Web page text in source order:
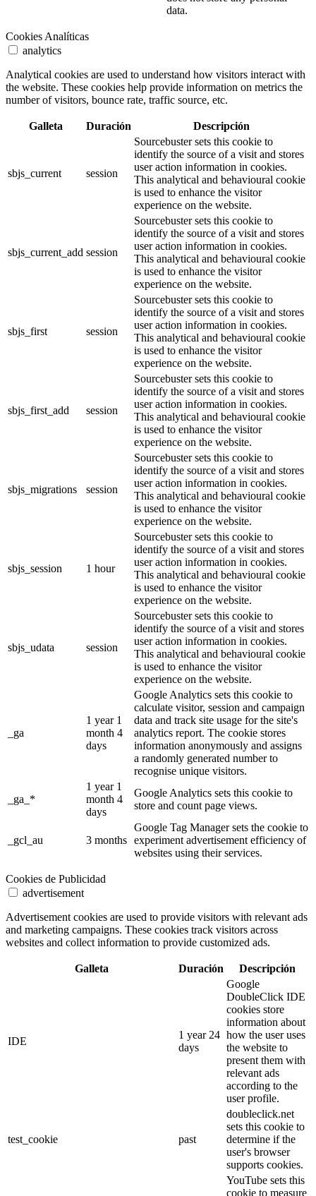
data.
Cookies Analíticas
analytics
Analytical cookies are used to understand how visitors interact with
the website. These cookies help provide information on metrics the
number of visitors, bounce rate, traffic source, etc.
Galleta Duración Descripción
sbjs_current session
Sourcebuster sets this cookie to
identify the source of a visit and stores
user action information in cookies.
This analytical and behavioural cookie
is used to enhance the visitor
experience on the website.
sbjs_current_add session
Sourcebuster sets this cookie to
identify the source of a visit and stores
user action information in cookies.
This analytical and behavioural cookie
is used to enhance the visitor
experience on the website.
sbjs_first session
Sourcebuster sets this cookie to
identify the source of a visit and stores
user action information in cookies.
This analytical and behavioural cookie
is used to enhance the visitor
experience on the website.
sbjs_first_add session
Sourcebuster sets this cookie to
identify the source of a visit and stores
user action information in cookies.
This analytical and behavioural cookie
is used to enhance the visitor
experience on the website.
sbjs_migrations session
Sourcebuster sets this cookie to
identify the source of a visit and stores
user action information in cookies.
This analytical and behavioural cookie
is used to enhance the visitor
experience on the website.
sbjs_session 1 hour
Sourcebuster sets this cookie to
identify the source of a visit and stores
user action information in cookies.
This analytical and behavioural cookie
is used to enhance the visitor
experience on the website.
sbjs_udata session
Sourcebuster sets this cookie to
identify the source of a visit and stores
user action information in cookies.
This analytical and behavioural cookie
is used to enhance the visitor
experience on the website.
_ga
1 year 1
month 4
days
Google Analytics sets this cookie to
calculate visitor, session and campaign
data and track site usage for the site's
analytics report. The cookie stores
information anonymously and assigns
a randomly generated number to
recognise unique visitors.
_ga_*
1 year 1
month 4
days
Google Analytics sets this cookie to
store and count page views.
_gcl_au 3 months
Google Tag Manager sets the cookie to
experiment advertisement efficiency of
websites using their services.
Cookies de Publicidad
advertisement
Advertisement cookies are used to provide visitors with relevant ads
and marketing campaigns. These cookies track visitors across
websites and collect information to provide customized ads.
Galleta Duración Descripción
IDE
1 year 24
days
Google
DoubleClick IDE
cookies store
information about
how the user uses
the website to
present them with
relevant ads
according to the
user profile.
test_cookie past
doubleclick.net
sets this cookie to
determine if the
user's browser
supports cookies.
YouTube sets this
cookie to measure